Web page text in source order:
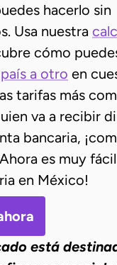
hacerlo sin
Usa nuestra
cómo
a otro en
tarifas más
va a recibir
bancaria,
es muy
en México!
está